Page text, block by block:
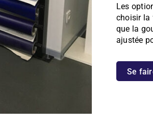
Les
choisir la
que la
ajustée
Se